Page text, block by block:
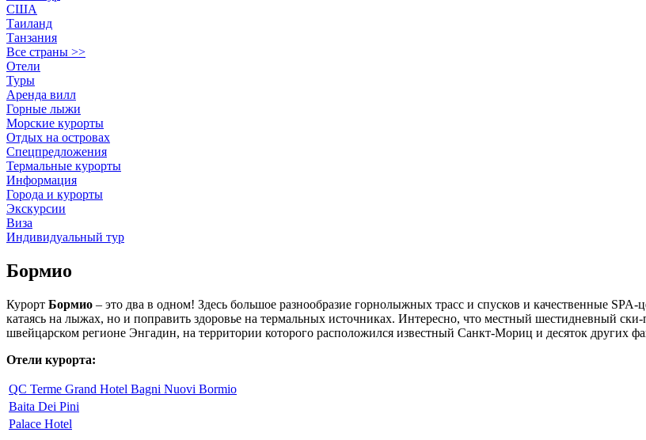
США
Таиланд
Танзания
Все страны >>
Отели
Туры
Аренда вилл
Горные лыжи
Морские курорты
Отдых на островах
Спецпредложения
Термальные курорты
Информация
Города и курорты
Экскурсии
Виза
Индивидуальный тур
Бормио
Курорт Бормио – это два в одном! Здесь большое разнообразие горнолыжных трасс и спусков и качественные
катаясь на лыжах, но и поправить здоровье на термальных источниках. Интересно, что местный шестидневный ски-
швейцарском регионе Энгадин, на территории которого расположился известный Санкт-Мориц и десяток других
Отели курорта:
QC Terme Grand Hotel Bagni Nuovi Bormio
Baita Dei Pini
Palace Hotel